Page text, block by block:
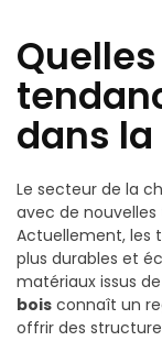
dans
Le secteur de la
avec de
Actuellement, les
plus durables et
matériaux issus
bois connaît un
offrir des